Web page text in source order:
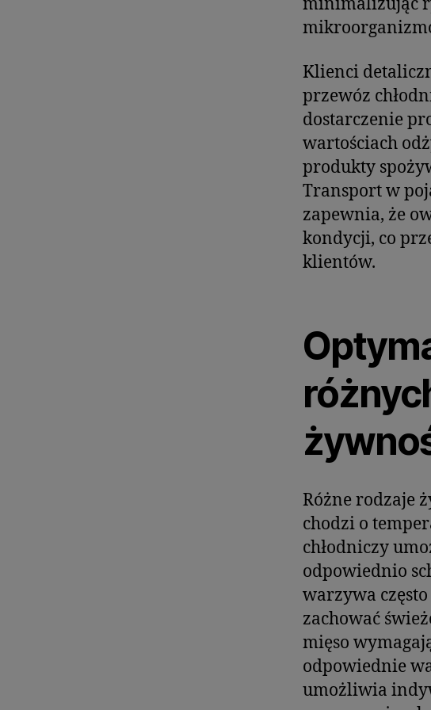
minimalizując
Klienci
przewóz
dostarczenie
wartościach
produkty
Transport w
zapewnia, że
kondycji, co
klientów.
Różne rodzaje
chodzi o
chłodniczy
odpowiednio
warzywa
zachować
mięso
odpowiednie
umożliwia